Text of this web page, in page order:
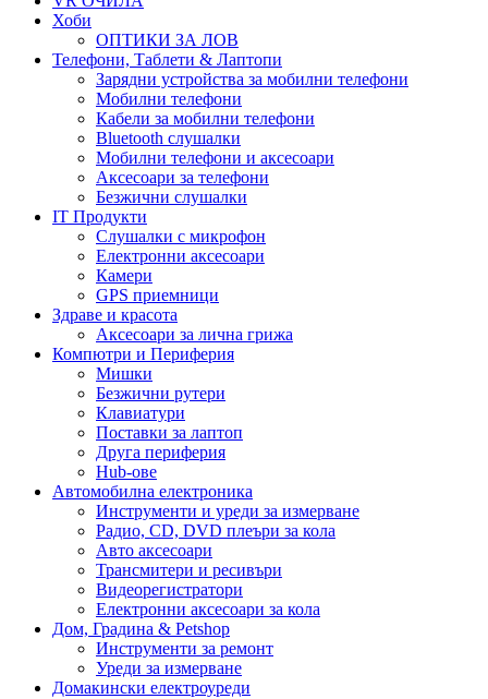
Хоби
ОПТИКИ ЗА ЛОВ
Телефони, Таблети & Лаптопи
Зарядни устройства за мобилни телефони
Мобилни телефони
Кабели за мобилни телефони
Bluetooth слушалки
Мобилни телефони и аксесоари
Аксесоари за телефони
Безжични слушалки
IT Продукти
Слушалки с микрофон
Електронни аксесоари
Камери
GPS приемници
Здраве и красота
Аксесоари за лична грижа
Компютри и Периферия
Мишки
Безжични рутери
Клавиатури
Поставки за лаптоп
Друга периферия
Hub-ове
Автомобилна електроника
Инструменти и уреди за измерване
Радио, CD, DVD плеъри за кола
Авто аксесоари
Трансмитери и ресивъри
Видеорегистратори
Електронни аксесоари за кола
Дом, Градина & Petshop
Инструменти за ремонт
Уреди за измерване
Домакински електроуреди